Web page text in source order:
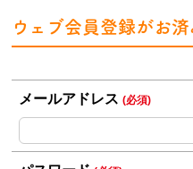
ウェブ会員登録がお
メールアドレス(必須)